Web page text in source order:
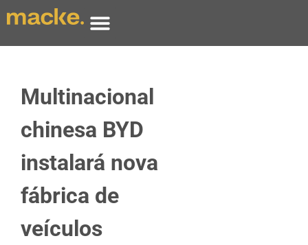
Multinacional
chinesa BYD
instalará nova
fábrica de
veículos